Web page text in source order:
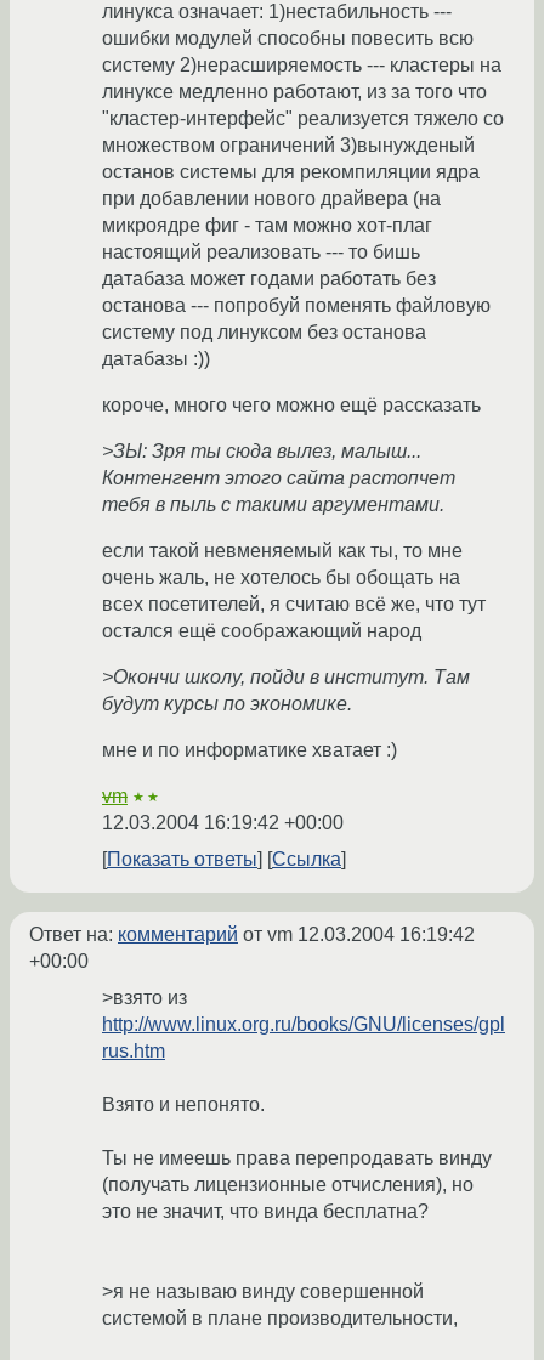
линукса означает: 1)нестабильность ---
ошибки модулей способны повесить всю
систему 2)нерасширяемость --- кластеры на
линуксе медленно работают, из за того что
"кластер-интерфейс" реализуется тяжело со
множеством ограничений 3)вынужденый
останов системы для рекомпиляции ядра
при добавлении нового драйвера (на
микроядре фиг - там можно хот-плаг
настоящий реализовать --- то бишь
датабаза может годами работать без
останова --- попробуй поменять файловую
систему под линуксом без останова
датабазы :))
короче, много чего можно ещё рассказать
>ЗЫ: Зря ты сюда вылез, малыш...
Контенгент этого сайта растопчет
тебя в пыль с такими аргументами.
если такой невменяемый как ты, то мне
очень жаль, не хотелось бы обощать на
всех посетителей, я считаю всё же, что тут
остался ещё соображающий народ
>Окончи школу, пойди в институт. Там
будут курсы по экономике.
мне и по информатике хватает :)
vm ★★
12.03.2004 16:19:42 +00:00
Показать ответы
Ссылка
Ответ на: комментарий от vm 12.03.2004 16:19:42
+00:00
>взято из
http://www.linux.org.ru/books/GNU/licenses/gpl
rus.htm
Взято и непонято.
Ты не имеешь права перепродавать винду
(получать лицензионные отчисления), но
это не значит, что винда бесплатна?
>я не называю винду совершенной
системой в плане производительности,